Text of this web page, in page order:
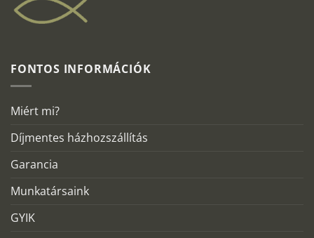
FONTOS INFORMÁCIÓK
Miért mi?
Díjmentes házhozszállítás
Garancia
Munkatársaink
GYIK